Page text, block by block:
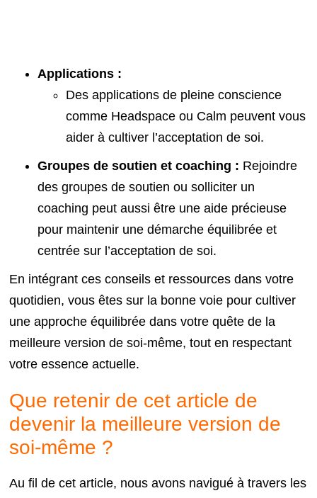
Applications :
Des applications de pleine conscience
comme Headspace ou Calm peuvent vous
aider à cultiver l’acceptation de soi.
Groupes de soutien et coaching : Rejoindre
des groupes de soutien ou solliciter un
coaching peut aussi être une aide précieuse
pour maintenir une démarche équilibrée et
centrée sur l’acceptation de soi.
En intégrant ces conseils et ressources dans votre
quotidien, vous êtes sur la bonne voie pour cultiver
une approche équilibrée dans votre quête de la
meilleure version de soi-même, tout en respectant
votre essence actuelle.
Que retenir de cet article de
devenir la meilleure version de
soi-même ?
Au fil de cet article, nous avons navigué à travers les